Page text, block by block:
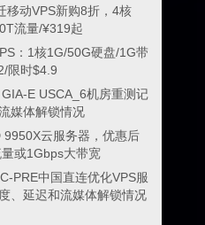
移动VPS新购8折，4核
流量/¥319起
：1核1G/50G硬盘/1G带
限时$4.9
E USCA_6机房重测记
媒体解锁情况
云服务器，优惠后
或1Gbps大带宽
PRE中国直连优化VPS服
、延迟和流媒体解锁情况